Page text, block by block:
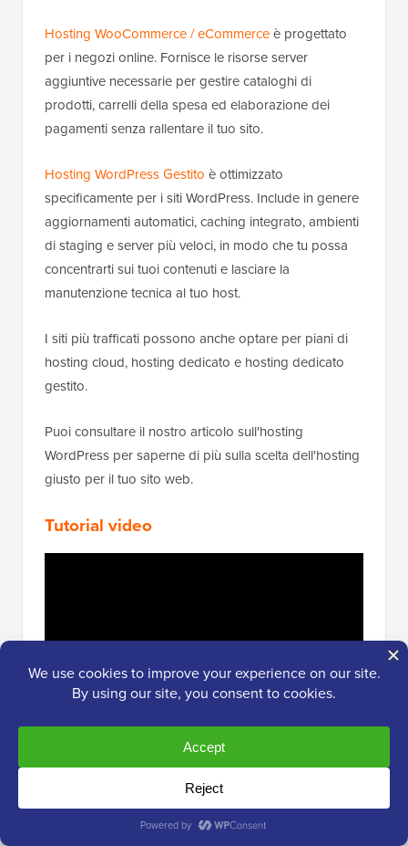
Hosting WooCommerce / eCommerceè progettato
per i negozi online. Fornisce le risorse server
aggiuntive necessarie per gestire cataloghi di
prodotti, carrelli della spesa ed elaborazione dei
pagamenti senza rallentare il tuo sito.
Hosting WordPress Gestito è ottimizzato
specificamente per i siti WordPress. Include in genere
aggiornamenti automatici, caching integrato, ambienti
di staging e server più veloci, in modo che tu possa
concentrarti sui tuoi contenuti e lasciare la
manutenzione tecnica al tuo host.
I siti più trafficati possono anche optare per piani di
hosting cloud, hosting dedicato e hosting dedicato
gestito.
Puoi consultare il nostro articolo sull'hosting
WordPress per saperne di più sulla scelta dell'hosting
giusto per il tuo sito web.
Tutorial video